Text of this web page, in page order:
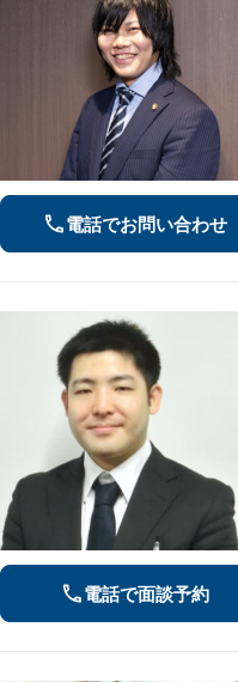
電話でお問い合わせ
電話で面談予約